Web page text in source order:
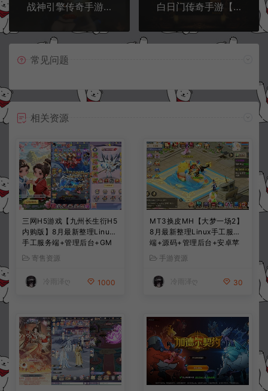
战神引擎传奇手游【烟雨沉默免授权攻速版】9月最新整理Win一键服务端+GM充值后台+安卓苹果双端+详细搭建教程
白日门传奇手游【华夏合击】9月最新整理Win一键服务端+GM后台+安卓+详细搭建教程
常见问题
相关资源
三网H5游戏【九州长生衍H5
内购版】8月最新整理Linux
手工服务端+管理后台+GM
授权后台+简易安卓客户端
+详细搭建教程+视频教程
寄售资源
冷雨泽ღ 1000
MT3换皮MH【大梦一场2】
8月最新整理Linux手工服务
端+源码+管理后台+安卓苹
果双端+详细搭建教程+视频
教程
手游资源
冷雨泽ღ 30